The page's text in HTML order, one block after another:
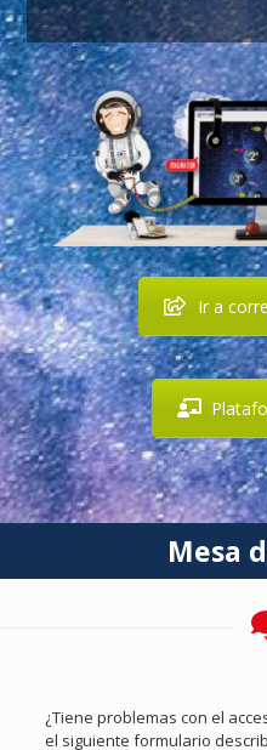
Ir a
Mesa
¿Tiene problemas con el
el siguiente formulario